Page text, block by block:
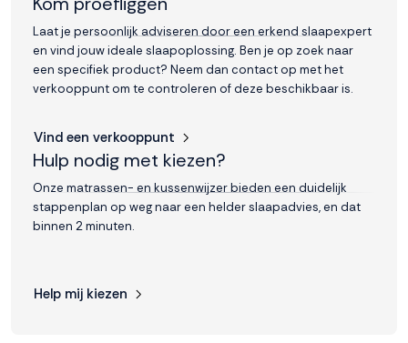
Laat je persoonlijk adviseren door een erkend slaapexpert
en vind jouw ideale slaapoplossing. Ben je op zoek naar
een specifiek product? Neem dan contact op met het
verkooppunt om te controleren of deze beschikbaar is.
Vind een verkooppunt
Hulp nodig met kiezen?
Onze matrassen- en kussenwijzer bieden een duidelijk
stappenplan op weg naar een helder slaapadvies, en dat
binnen 2 minuten.
Help mij kiezen